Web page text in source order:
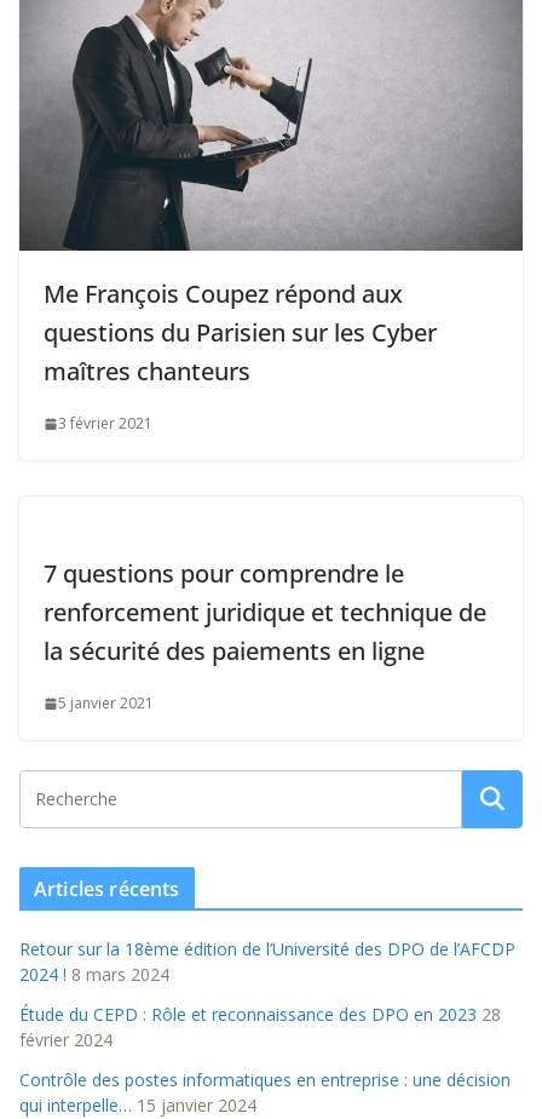
Me François Coupez répond aux
questions du Parisien sur les Cyber
maîtres chanteurs
3 février 2021
7 questions pour comprendre le
renforcement juridique et technique de
la sécurité des paiements en ligne
5 janvier 2021
Articles récents
Retour sur la 18ème édition de l’Université des DPO de l’AFCDP
2024 ! 8 mars 2024
Étude du CEPD : Rôle et reconnaissance des DPO en 2023 28
février 2024
Contrôle des postes informatiques en entreprise : une décision
qui interpelle… 15 janvier 2024